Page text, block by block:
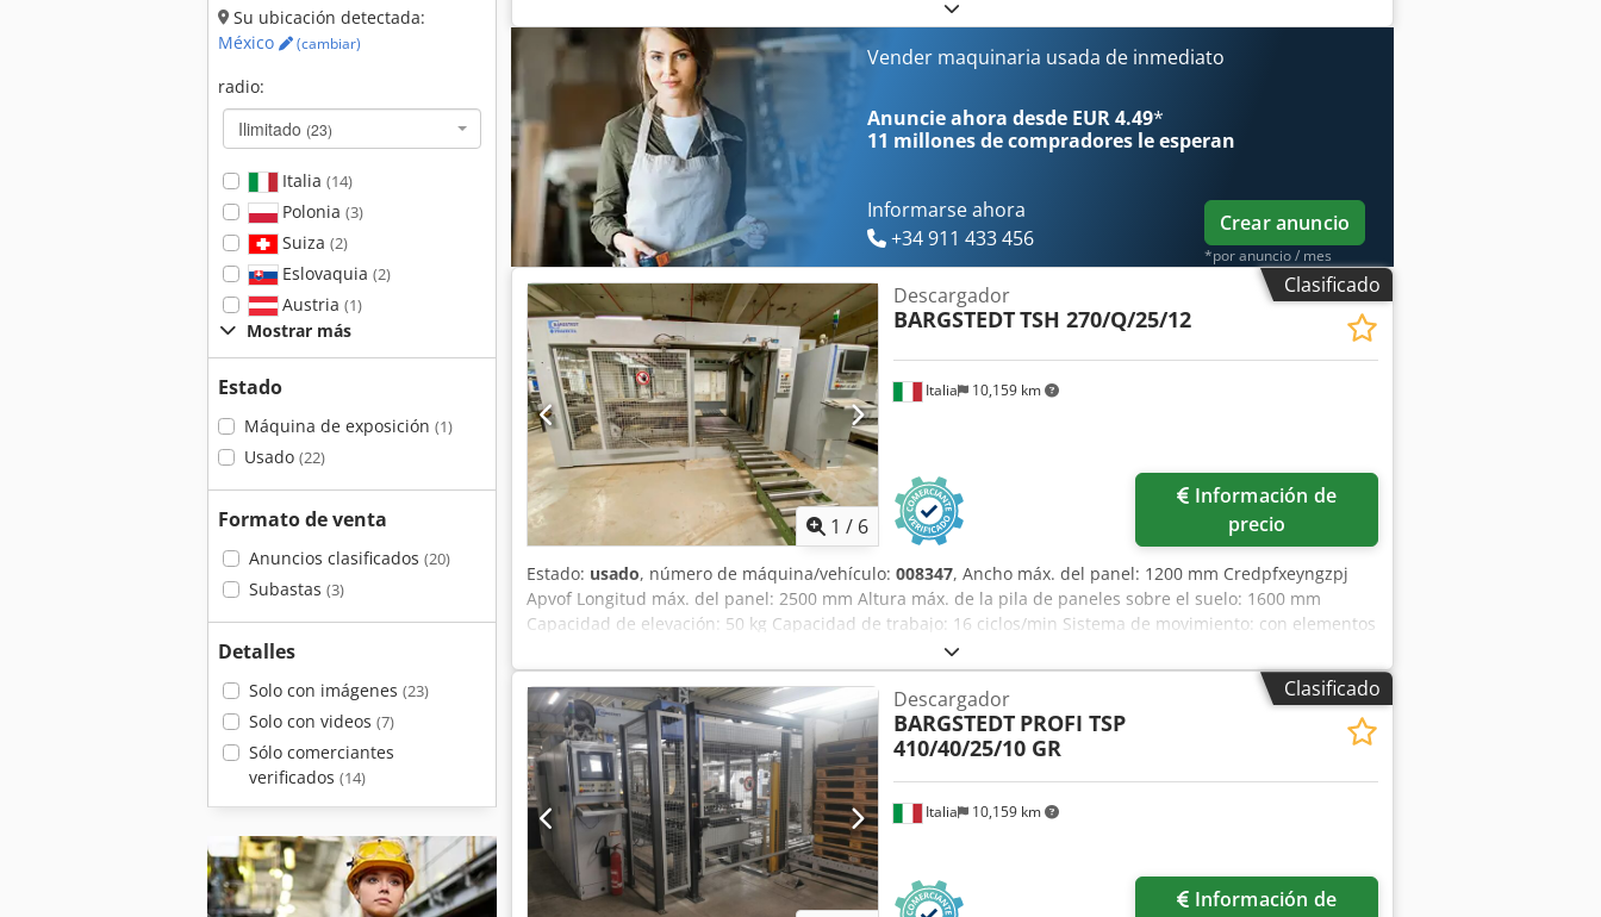
Su ubicación detectada:
México
(cambiar)
radio:
Ilimitado (23)
Italia (14)
Polonia (3)
Suiza (2)
Eslovaquia (2)
Austria (1)
Mostrar más
Estado
Máquina de exposición (1)
Usado (22)
Formato de venta
Anuncios clasificados (20)
Subastas (3)
Detalles
Solo con imágenes (23)
Solo con videos (7)
Sólo comerciantes
verificados (14)
Vender maquinaria usada de inmediato
Anuncie ahora desde EUR 4.49*
11 millones de compradores le esperan
Informarse ahora
+34 911 433 456
Crear anuncio
*por anuncio / mes
Clasificado
1 / 6
Italia 10,159 km
Descargador
BARGSTEDTTSH 270/Q/25/12
precio
Estado: usado, número de máquina/vehículo: 008347, Ancho máx. del panel: 1200 mm Credpfxeyngzpj
Apvof Longitud máx. del panel: 2500 mm Altura máx. de la pila de paneles sobre el suelo: 1600 mm
Capacidad de elevación: 50 kg Capacidad de trabajo: 16 ciclos/min Sistema de movimiento: con elementos
Clasificado
Italia 10,159 km
Descargador
BARGSTEDT PROFI TSP
410/40/25/10 GR